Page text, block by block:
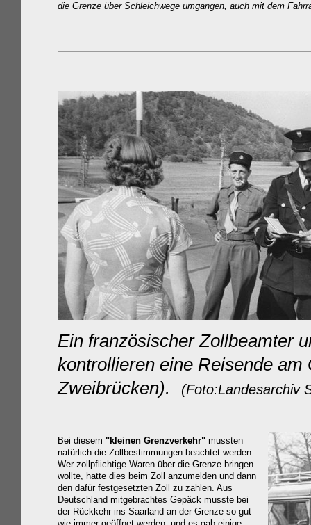
die Grenze über Schleichwege umgangen, auch mit dem
Ein französischer Zollbeamter
kontrollieren eine Reisende
Zweibrücken).
(Foto:Landesarchiv
Bei diesem "kleinen Grenzverkehr" mussten
natürlich die Zollbestimmungen beachtet werden.
Wer zollpflichtige Waren über die Grenze bringen
wollte, hatte dies beim Zoll anzumelden und dann
den dafür festgesetzten Zoll zu zahlen. Aus
Deutschland mitgebrachtes Gepäck musste bei
der Rückkehr ins Saarland an der Grenze so gut